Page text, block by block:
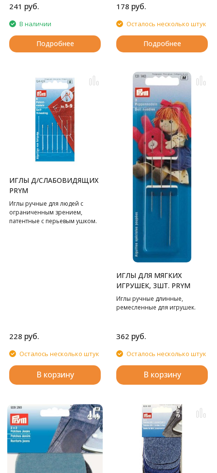
241 руб.
В наличии
Подробнее
178 руб.
Осталось несколько штук
Подробнее
ИГЛЫ Д/СЛАБОВИДЯЩИХ
PRYM
Иглы ручные для людей с
ограниченным зрением,
патентные с перьевым ушком.
228 руб.
Осталось несколько штук
В корзину
ИГЛЫ ДЛЯ МЯГКИХ
ИГРУШЕК, 3ШТ. PRYM
Иглы ручные длинные,
ремесленные для игрушек.
362 руб.
Осталось несколько штук
В корзину